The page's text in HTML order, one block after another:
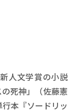
人文学賞の小説
死神」（佐藤憲
本『ソードリッ